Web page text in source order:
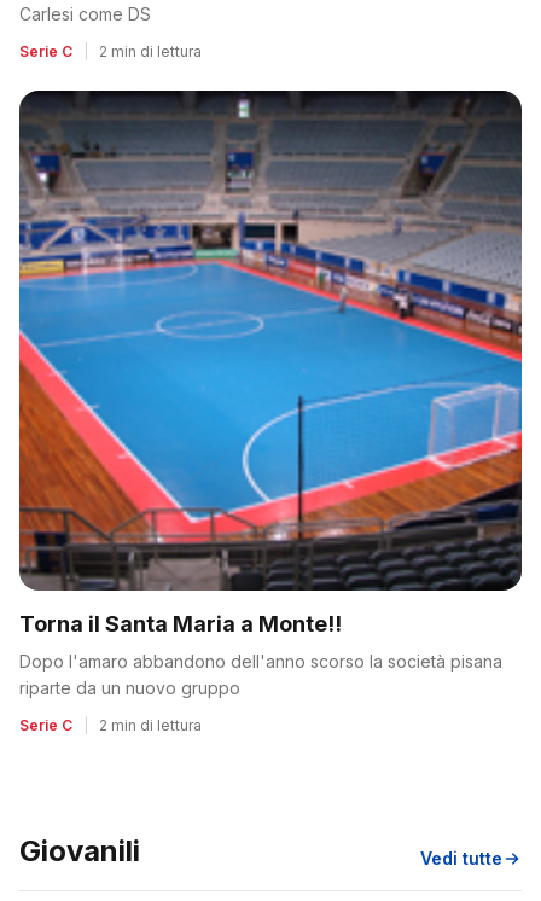
Carlesi come DS
Serie C 2 min di lettura
Torna il Santa Maria a Monte!!
Dopo l'amaro abbandono dell'anno scorso la società pisana
riparte da un nuovo gruppo
Serie C 2 min di lettura
Giovanili Vedi tutte